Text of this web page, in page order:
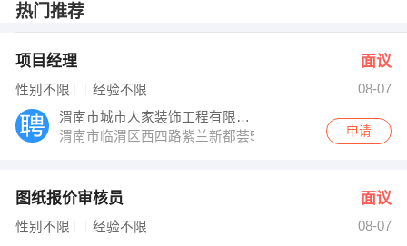
李艳红 发布 [短期工普工人西欧账清 ] 招聘信息
【陕西万霖通信工程有限公司 】 强势入驻
热门推荐
项目经理 面议
性别不限 经验不限
08-07
渭南市城市人家装饰工程有限公司
渭南市临渭区西四路紫兰新都荟5楼
申请
图纸报价审核员 面议
性别不限 经验不限
08-07